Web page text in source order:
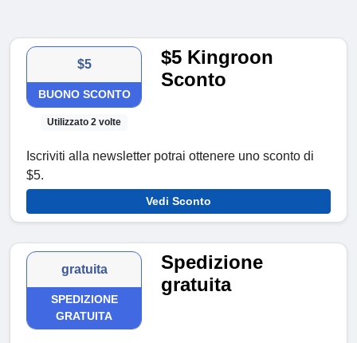
$5
BUONO SCONTO
Utilizzato 2 volte
$5 Kingroon
Sconto
Iscriviti alla newsletter potrai ottenere uno sconto di
$5.
Vedi Sconto
gratuita
SPEDIZIONE
GRATUITA
Spedizione
gratuita